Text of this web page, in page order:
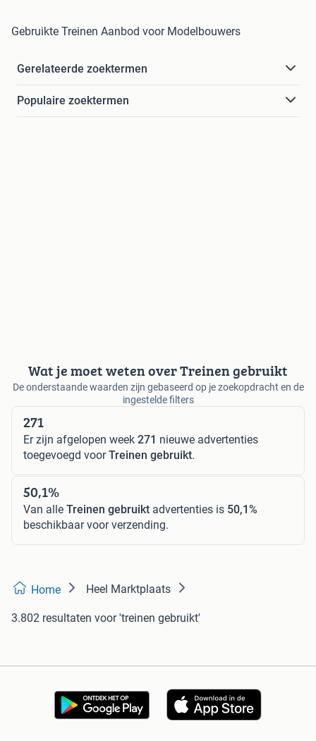
Gebruikte Treinen Aanbod voor Modelbouwers
Gerelateerde zoektermen
Populaire zoektermen
Wat je moet weten over Treinen gebruikt
De onderstaande waarden zijn gebaseerd op je zoekopdracht en de
ingestelde filters
271
Er zijn afgelopen week 271 nieuwe advertenties
toegevoegd voorTreinen gebruikt.
50,1%
Van alle Treinen gebruikt advertenties is 50,1%
beschikbaar voor verzending.
Home Heel Marktplaats
3.802 resultaten voor 'treinen gebruikt'